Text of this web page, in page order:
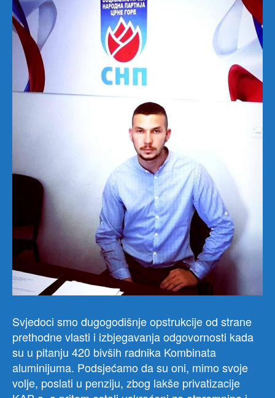
Svjedoci smo dugogodišnje opstrukcije od strane
prethodne vlasti i izbjegavanja odgovornosti kada
su u pitanju 420 bivših radnika Kombinata
aluminijuma. Podsjećamo da su oni, mimo svoje
volje, poslati u penziju, zbog lakše privatizacije